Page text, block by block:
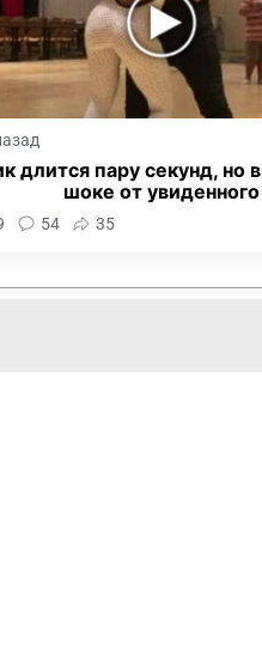
длится пару секунд, но
шоке от увиденного
54 35